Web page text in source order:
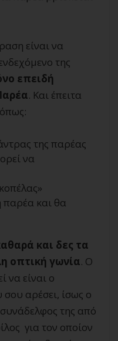
είναι να
της
επειδή
. Και έπειτα
της παρέας
να
παρέα και θα
και δες τα
οπτική γωνία. Ο
να είναι ο
αρέσει, ίσως ο
της από
για τον οποίον